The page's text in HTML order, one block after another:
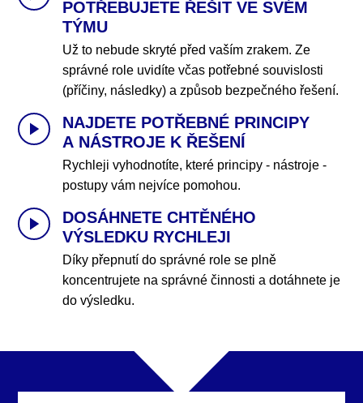
POTŘEBUJETE ŘEŠIT VE SVÉM
TÝMU
Už to nebude skryté před vaším zrakem. Ze
správné role uvidíte včas potřebné souvislosti
(příčiny, následky) a způsob bezpečného řešení.
NAJDETE POTŘEBNÉ PRINCIPY
A NÁSTROJE K ŘEŠENÍ
Rychleji vyhodnotíte, které principy - nástroje -
postupy vám nejvíce pomohou.
DOSÁHNETE CHTĚNÉHO
VÝSLEDKU RYCHLEJI
Díky přepnutí do správné role se plně
koncentrujete na správné činnosti a dotáhnete je
do výsledku.